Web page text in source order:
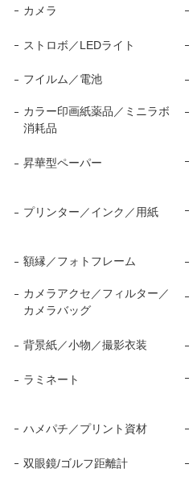
カメラ
ストロボ／LEDライト
フイルム／電池
カラー印画紙薬品／ミニラボ
消耗品
昇華型ペーパー
プリンター／インク／用紙
額縁／フォトフレーム
カメラアクセ／フィルター／
カメラバッグ
背景紙／小物／撮影衣装
ラミネート
ハメパチ／プリント資材
双眼鏡/ゴルフ距離計